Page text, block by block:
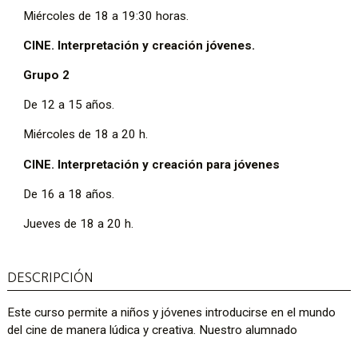
Miércoles de 18 a 19:30 horas.
CINE. Interpretación y creación jóvenes.
Grupo 2
De 12 a 15 años.
Miércoles de 18 a 20 h.
CINE. Interpretación y creación para jóvenes
De 16 a 18 años.
Jueves de 18 a 20 h.
DESCRIPCIÓN
Este curso permite a niños y jóvenes introducirse en el mundo
del cine de manera lúdica y creativa. Nuestro alumnado